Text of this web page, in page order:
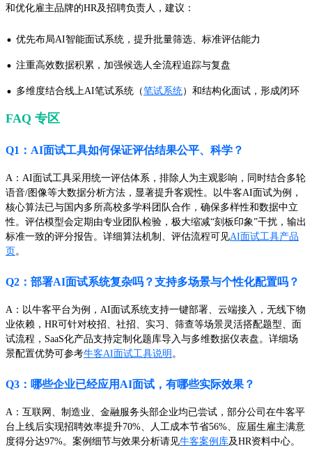
和优化雇主品牌的HR及招聘负责人，建议：
· 优先布局AI智能面试系统，提升批量筛选、标准评估能力
· 注重高效数据积累，加强候选人全流程追踪与复盘
· 多维度结合线上AI笔试系统（笔试系统）和结构化面试，形成闭环
FAQ 专区
Q1：AI面试工具如何保证评估结果公平、科学？
A：AI面试工具采用统一评估体系，排除人为主观影响，同时结合多轮
语音/图像等大数据分析方法，显著提升客观性。以牛客AI面试为例，
核心算法已与国内多所高校多学科团队合作，确保多样性和数据中立
性。评估模型会定期由专业团队检验，极大缩减“刻板印象”干扰，输出
标准一致的评分报告。详细算法机制、评估流程可见AI面试工具产品
页。
Q2：部署AI面试系统复杂吗？支持多场景与个性化配置吗？
A：以牛客平台为例，AI面试系统支持一键部署、云端接入，无线下物
业依赖，HR可针对校招、社招、实习、筛查等场景灵活搭配题型、面
试流程，SaaS化产品支持定制化题库导入与多维数据仪表盘。详细场
景配置优势可参考牛客AI面试工具说明 。
Q3：哪些企业已经应用AI面试，有哪些实际效果？
A：互联网、制造业、金融服务头部企业均已尝试，部分公司在牛客平
台上线后实现招聘效率提升70%、人工成本节省56%、应届生雇主满意
度得分达97%。案例细节与效果分析请见牛客案例库及HR资料中心。